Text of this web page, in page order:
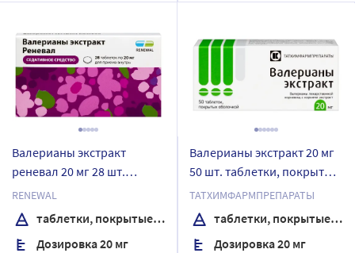
Валерианы экстракт
реневал 20 мг 28 шт.
таблетки, покрытые
пленочной оболочкой
RENEWAL
таблетки, покрытые пленочной оболочкой
Дозировка 20 мг
Валерианы экстракт 20 мг
50 шт. таблетки, покрытые
оболочкой
ТАТХИМФАРМПРЕПАРАТЫ
таблетки, покрытые оболочкой
Дозировка 20 мг